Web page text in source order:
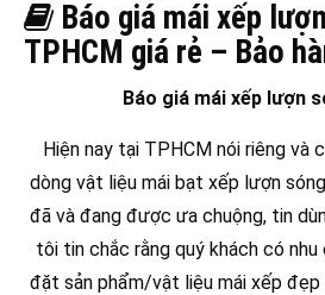
Báo giá mái xếp
TPHCM giá rẻ – Bảo
Báo giá mái xếp lượn
Hiện nay tại TPHCM nói riêng và
dòng vật liệu mái bạt xếp lượn
đã và đang được ưa chuộng, tin
tôi tin chắc rằng quý khách có
đặt sản phẩm/vật liệu mái xếp đẹp